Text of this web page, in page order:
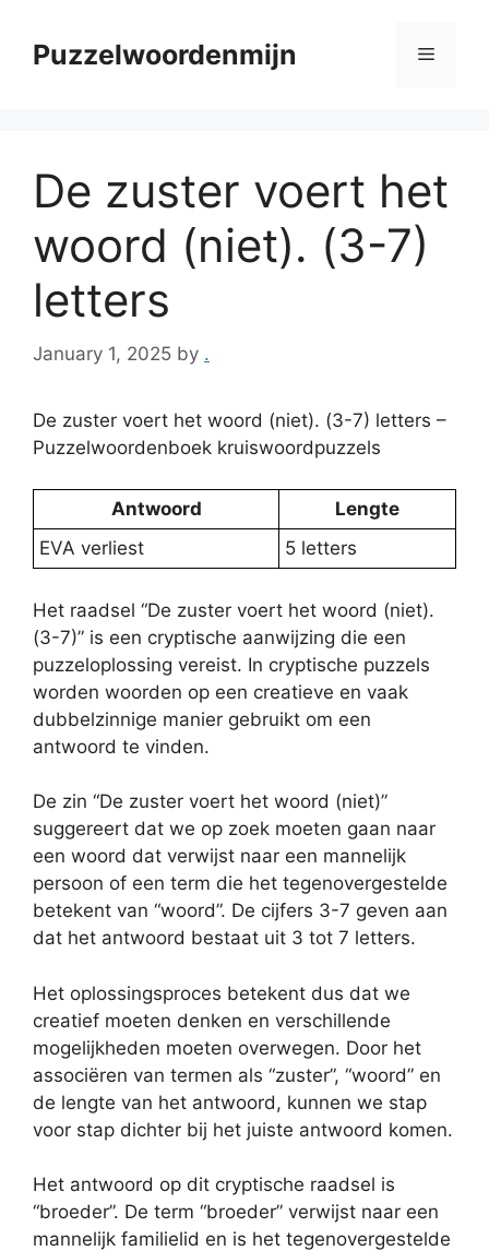
contentPuzzelwoordenmijn Menu
De zuster voert het
woord (niet). (3-7)
letters
January 1, 2025 by .
De zuster voert het woord (niet). (3-7) letters –
Puzzelwoordenboek kruiswoordpuzzels
Antwoord
Lengte
EVA verliest
5 letters
Het raadsel “De zuster voert het woord (niet).
(3-7)” is een cryptische aanwijzing die een
puzzeloplossing vereist. In cryptische puzzels
worden woorden op een creatieve en vaak
dubbelzinnige manier gebruikt om een
antwoord te vinden.
De zin “De zuster voert het woord (niet)”
suggereert dat we op zoek moeten gaan naar
een woord dat verwijst naar een mannelijk
persoon of een term die het tegenovergestelde
betekent van “woord”. De cijfers 3-7 geven aan
dat het antwoord bestaat uit 3 tot 7 letters.
Het oplossingsproces betekent dus dat we
creatief moeten denken en verschillende
mogelijkheden moeten overwegen. Door het
associëren van termen als “zuster”, “woord” en
de lengte van het antwoord, kunnen we stap
voor stap dichter bij het juiste antwoord komen.
Het antwoord op dit cryptische raadsel is
“broeder”. De term “broeder” verwijst naar een
mannelijk familielid en is het tegenovergestelde